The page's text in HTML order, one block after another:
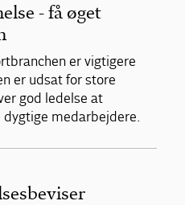
- få øget
er vigtigere
er udsat for store
god ledelse at
medarbejdere.